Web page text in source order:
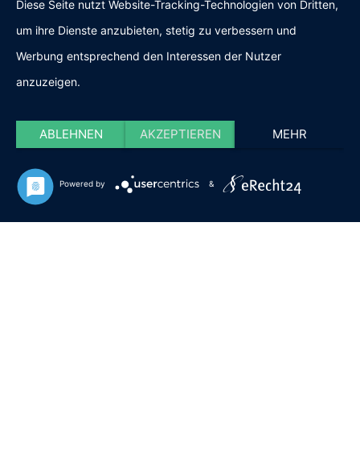
Diese Seite nutzt Website-Tracking-Technologien von Dritten,
um ihre Dienste anzubieten, stetig zu verbessern und
Werbung entsprechend den Interessen der Nutzer
anzuzeigen.
ABLEHNEN AKZEPTIEREN MEHR
Powered by &